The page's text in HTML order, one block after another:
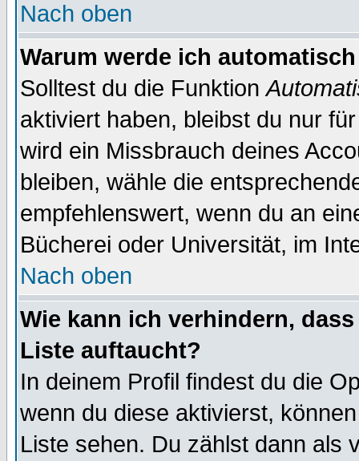
Nach oben
Warum werde ich
Solltest du die Funktion
aktiviert haben, bleibst du nur
wird ein Missbrauch deines
bleiben, wähle die
empfehlenswert, wenn du an
Bücherei oder Universität, im
Nach oben
Wie kann ich verhindern,
Liste auftaucht?
In deinem Profil findest du die
wenn du diese aktivierst,
Liste sehen. Du zählst dann als